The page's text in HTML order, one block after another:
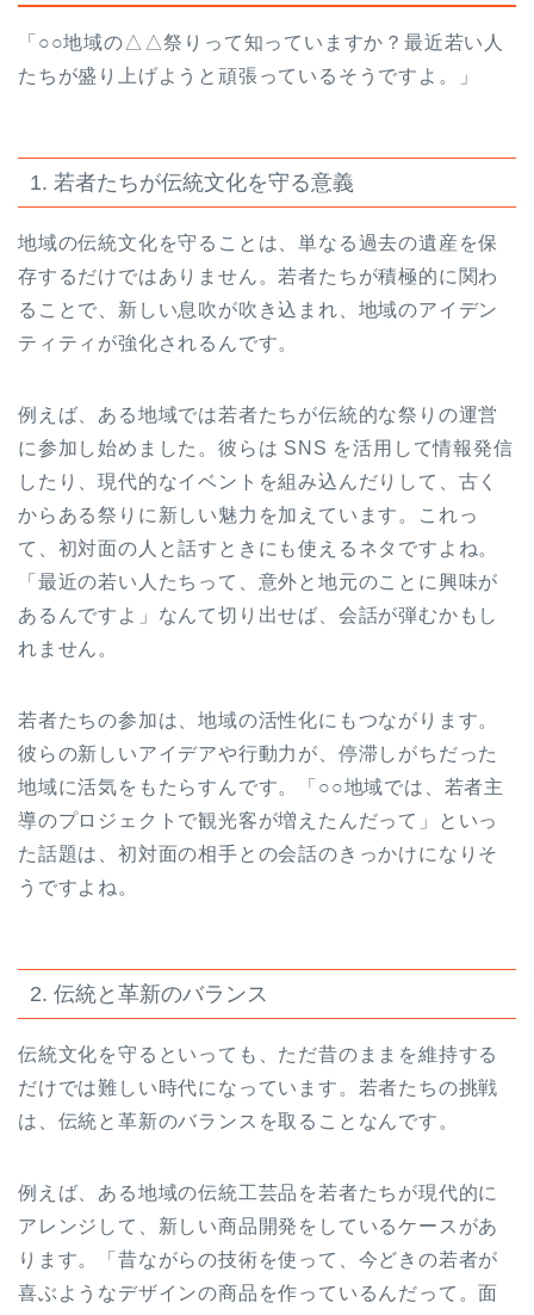
「○○地域の△△祭りって知っていますか？最近若い人
たちが盛り上げようと頑張っているそうですよ。」
1. 若者たちが伝統文化を守る意義
地域の伝統文化を守ることは、単なる過去の遺産を保
存するだけではありません。若者たちが積極的に関わ
ることで、新しい息吹が吹き込まれ、地域のアイデン
ティティが強化されるんです。
例えば、ある地域では若者たちが伝統的な祭りの運営
に参加し始めました。彼らは SNS を活用して情報発信
したり、現代的なイベントを組み込んだりして、古く
からある祭りに新しい魅力を加えています。これっ
て、初対面の人と話すときにも使えるネタですよね。
「最近の若い人たちって、意外と地元のことに興味が
あるんですよ」なんて切り出せば、会話が弾むかもし
れません。
若者たちの参加は、地域の活性化にもつながります。
彼らの新しいアイデアや行動力が、停滞しがちだった
地域に活気をもたらすんです。「○○地域では、若者主
導のプロジェクトで観光客が増えたんだって」といっ
た話題は、初対面の相手との会話のきっかけになりそ
うですよね。
2. 伝統と革新のバランス
伝統文化を守るといっても、ただ昔のままを維持する
だけでは難しい時代になっています。若者たちの挑戦
は、伝統と革新のバランスを取ることなんです。
例えば、ある地域の伝統工芸品を若者たちが現代的に
アレンジして、新しい商品開発をしているケースがあ
ります。「昔ながらの技術を使って、今どきの若者が
喜ぶようなデザインの商品を作っているんだって。面